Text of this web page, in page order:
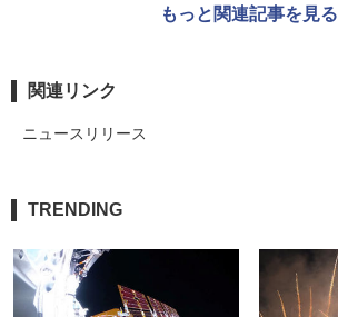
もっと関連記事を見る
関連リンク
ニュースリリース
TRENDING